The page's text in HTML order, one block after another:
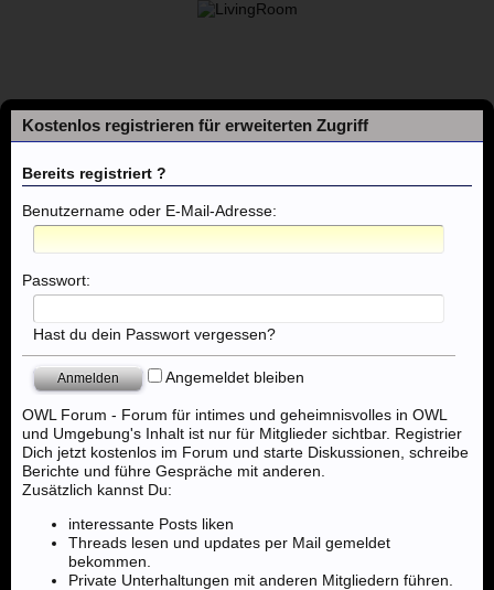
Foren ... Eros Center Bielefeld
Foren
Themen mit aktuellen Beiträgen
Kostenlos registrieren für erweiterten Zugriff
Bereits registriert ?
Benutzername oder E-Mail-Adresse:
Passwort:
Hast du dein Passwort vergessen?
Angemeldet bleiben
OWL Forum - Forum für intimes und geheimnisvolles in OWL
und Umgebung's Inhalt ist nur für Mitglieder sichtbar. Registrier
Dich jetzt kostenlos im Forum und starte Diskussionen, schreibe
Berichte und führe Gespräche mit anderen.
Zusätzlich kannst Du:
interessante Posts liken
Threads lesen und updates per Mail gemeldet
bekommen.
Private Unterhaltungen mit anderen Mitgliedern führen.